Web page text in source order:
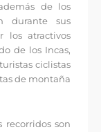
de los
durante sus
los atractivos
de los Incas,
ciclistas
de montaña
recorridos son